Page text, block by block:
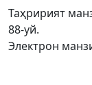
Таҳририят
88-уй.
Электрон